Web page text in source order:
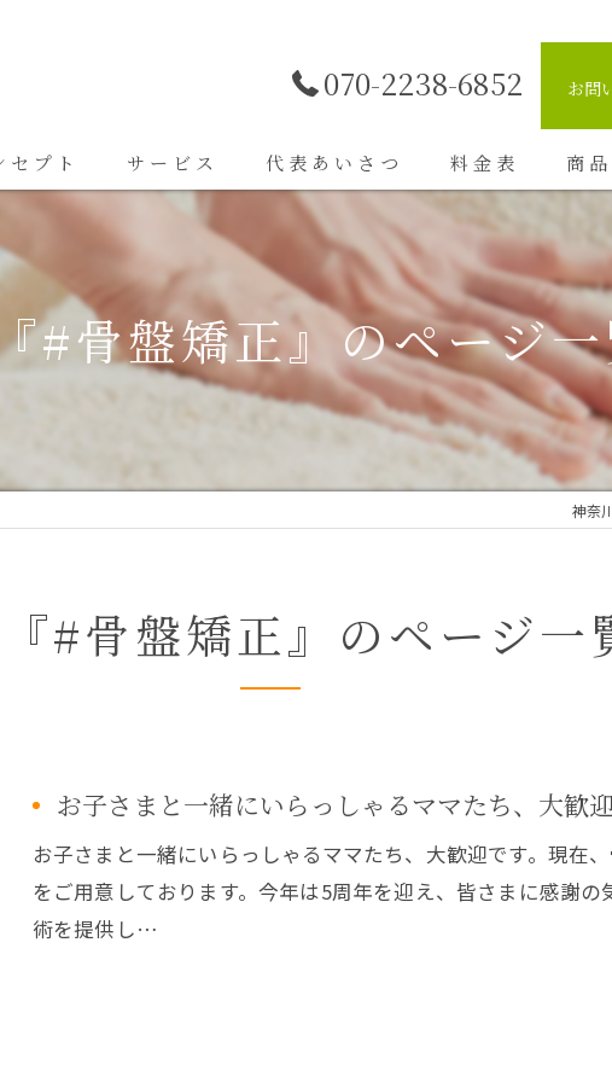
070-2238-6852 お問
セプト サービス 代表あいさつ 料金表 商
#骨盤矯正』のページ
神奈
#骨盤矯正』のページ一
お子さまと一緒にいらっしゃるママたち、大歓迎
お子さまと一緒にいらっしゃるママたち、大歓迎です。現在
をご用意しております。今年は5周年を迎え、皆さまに感謝
術を提供し…